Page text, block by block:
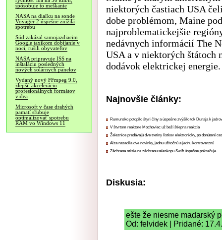
spôsobuje to meškanie
NASA na diaľku na sonde
Voyager 2 úspešne znížila
spotrebu
Súd zakázal samojazdiacim
Google taxíkom dobíjanie v
noci, rušili obyvateľov
NASA pripravuje ISS na
inštaláciu posledných
nových solárnych panelov
Vydaný nový FFmpeg 9.0,
zlepšil akceleráciu
profesionálnych formátov
videa
Microsoft v čase drahých
pamätí sľubuje
optimalizovať spotrebu
RAM vo Windows 11
niektorých častiach USA
dobe problémom, Maine
najproblematickejšie
nedávnych informácií The
USA a v niektorých štátoch
dodávok elektrickej energie.
Najnovšie články:
Rumunsko potopilo štyri člny a úspešne zvýšilo tok Dunaja k
V štvrtom reaktore Mochoviec už beží štiepna reakcia
Železnice predávajú dve tretiny lístkov elektronicky, po donútení
Alza nasadila dve novinky, jednu užitočnú a jednu kontroverznú
Záchrana misie na záchranu teleskopu Swift úspešne pokračuje
Diskusia:
ešte že niesme madarský
Od: felvidek | Pridané: